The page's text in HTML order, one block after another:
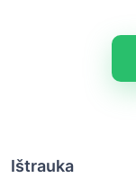
Ištrauka